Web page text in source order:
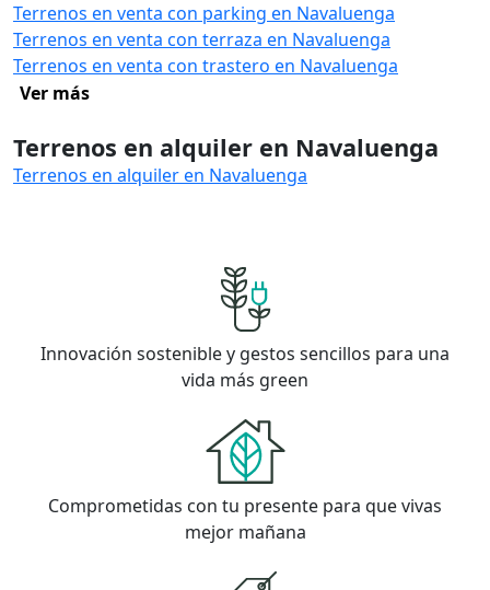
Terrenos en venta con parking en Navaluenga
Terrenos en venta con terraza en Navaluenga
Terrenos en venta con trastero en Navaluenga
Ver más
Terrenos en alquiler en Navaluenga
Terrenos en alquiler en Navaluenga
Innovación sostenible y gestos sencillos para una
vida más green
Comprometidas con tu presente para que vivas
mejor mañana